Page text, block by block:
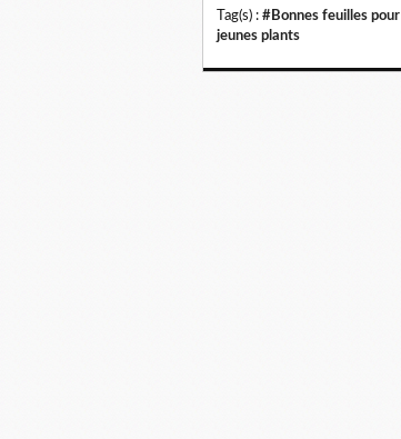
Tag(s) : #Bonnes feuilles pour
jeunes plants